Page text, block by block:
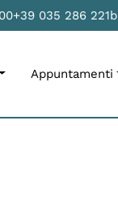
+39 035 286 221
Appuntamenti